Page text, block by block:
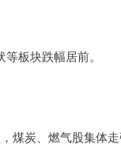
板块跌幅居前。
煤炭、燃气股集体